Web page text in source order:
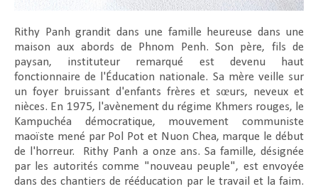
Rithy Panh grandit dans une famille heureuse dans une
maison aux abords de Phnom Penh. Son père, fils de
paysan, instituteur remarqué est devenu haut
fonctionnaire de l'Éducation nationale. Sa mère veille sur
un foyer bruissant d'enfants frères et sœurs, neveux et
nièces. En 1975, l'avènement du régime Khmers rouges, le
Kampuchéa démocratique, mouvement communiste
maoïste mené par Pol Pot et Nuon Chea, marque le début
de l'horreur. Rithy Panh a onze ans. Sa famille, désignée
par les autorités comme "nouveau peuple", est envoyée
dans des chantiers de rééducation par le travail et la faim.